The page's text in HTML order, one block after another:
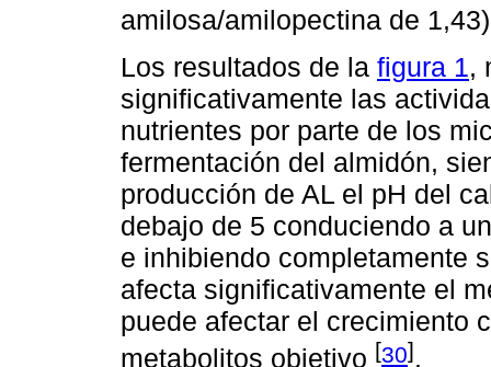
amilosa/amilopectina de
Los resultados de la figura 1,
significativamente las
nutrientes por parte de los
fermentación del almidón,
producción de AL el pH del
debajo de 5 conduciendo a
e inhibiendo completamente
afecta significativamente el
puede afectar el crecimiento
metabolitos objetivo [30].